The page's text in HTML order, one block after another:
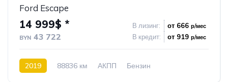
Ford Escape
14 999$ *
BYN 43 722
В лизинг: от 666 р/мес
В кредит: от 919 р/мес
2019 88836 км АКПП
Бензин